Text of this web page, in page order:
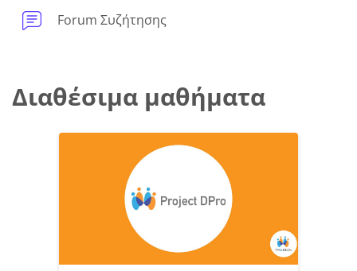
Forum Συζήτησης
Διαθέσιμα μαθήματα